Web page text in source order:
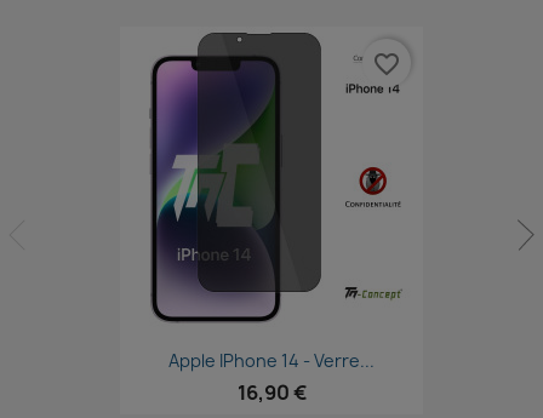
 Aperçu rapide
Apple IPhone 14 - Verre...
16,90 €
favorite_border